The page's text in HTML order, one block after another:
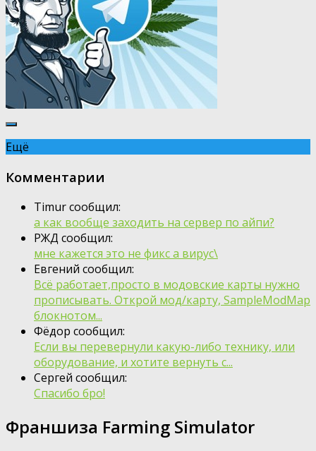
Ещё
Комментарии
Timur сообщил:
а как вообще заходить на сервер по айпи?
РЖД сообщил:
мне кажется это не фикс а вирус\
Евгений сообщил:
Всё работает,просто в модовские карты нужно
прописывать. Открой мод/карту, SampleModMap
блокнотом...
Фёдор сообщил:
Если вы перевернули какую-либо технику, или
оборудование, и хотите вернуть с...
Сергей сообщил:
Спасибо бро!
Франшиза Farming Simulator